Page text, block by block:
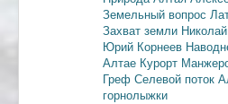
Земельный вопрос
Захват земли
Юрий Корнеев
Алтае Курорт
Греф Селевой поток
горнолыжки